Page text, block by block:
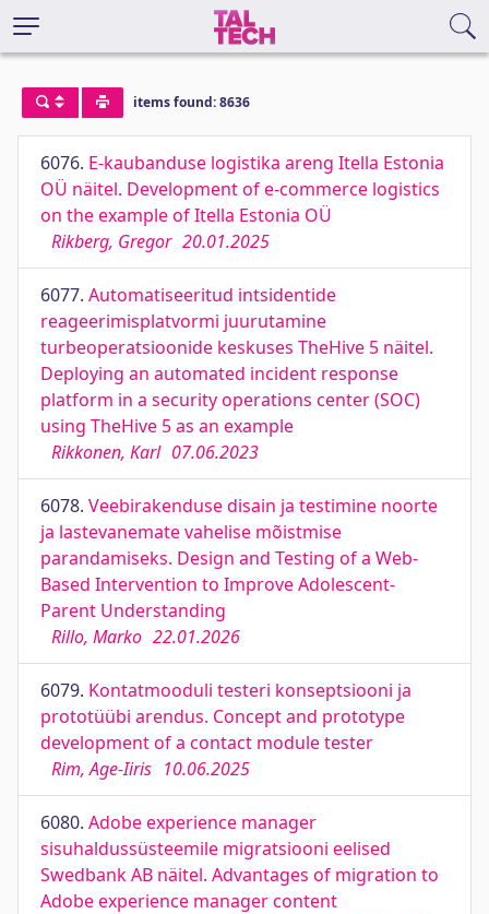
items found: 8636
6076. E-kaubanduse logistika areng Itella Estonia
OÜ näitel. Development of e-commerce logistics
on the example of Itella Estonia OÜ
Rikberg, Gregor 20.01.2025
6077. Automatiseeritud intsidentide
reageerimisplatvormi juurutamine
turbeoperatsioonide keskuses TheHive 5 näitel.
Deploying an automated incident response
platform in a security operations center (SOC)
using TheHive 5 as an example
Rikkonen, Karl 07.06.2023
6078. Veebirakenduse disain ja testimine noorte
ja lastevanemate vahelise mõistmise
parandamiseks. Design and Testing of a Web-
Based Intervention to Improve Adolescent-
Parent Understanding
Rillo, Marko 22.01.2026
6079. Kontatmooduli testeri konseptsiooni ja
prototüübi arendus. Concept and prototype
development of a contact module tester
Rim, Age-Iiris 10.06.2025
6080. Adobe experience manager
sisuhaldussüsteemile migratsiooni eelised
Swedbank AB näitel. Advantages of migration to
Adobe experience manager content